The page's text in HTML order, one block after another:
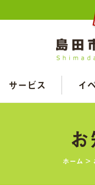
サービス イ
ホーム >